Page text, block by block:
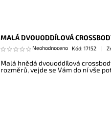
MALÁ DVOUODDÍLOVÁ
Neohodnoceno Kód: 17152
Malá hnědá dvouoddílová
rozměrů, vejde se Vám do ní vše